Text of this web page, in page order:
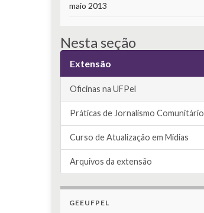
maio 2013
Nesta seção
Extensão
Oficinas na UFPel
Práticas de Jornalismo Comunitário
Curso de Atualização em Mídias
Arquivos da extensão
GEEUFPEL